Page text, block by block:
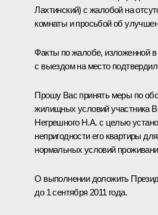
Лахтинский) с жалобой на
комнаты и просьбой об
Факты по жалобе, изложенной
с выездом на место
Прошу Вас принять меры по
жилищных условий участника
Негрешного Н.А. с целью
непригодности его квартиры
нормальных условий
О выполнении доложить
до 1 сентября 2011 года.